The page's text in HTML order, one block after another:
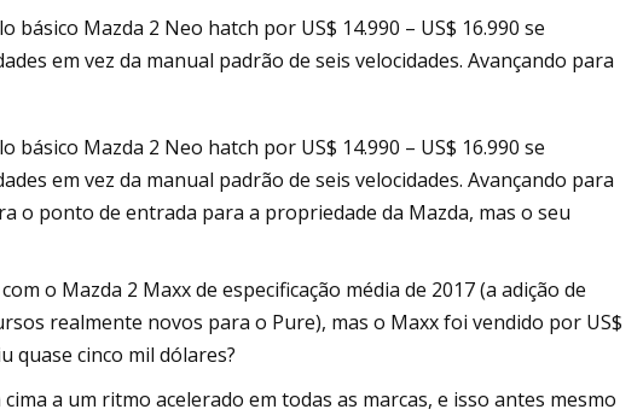
Mazda 2 Neo hatch por US$ 14.990 – US$ 16.990 se
em vez da manual padrão de seis velocidades. Avançando para
Mazda 2 Neo hatch por US$ 14.990 – US$ 16.990 se
em vez da manual padrão de seis velocidades. Avançando para
o ponto de entrada para a propriedade da Mazda, mas o seu
o Mazda 2 Maxx de especificação média de 2017 (a adição de
realmente novos para o Pure), mas o Maxx foi vendido por US$
quase cinco mil dólares?
a um ritmo acelerado em todas as marcas, e isso antes mesmo